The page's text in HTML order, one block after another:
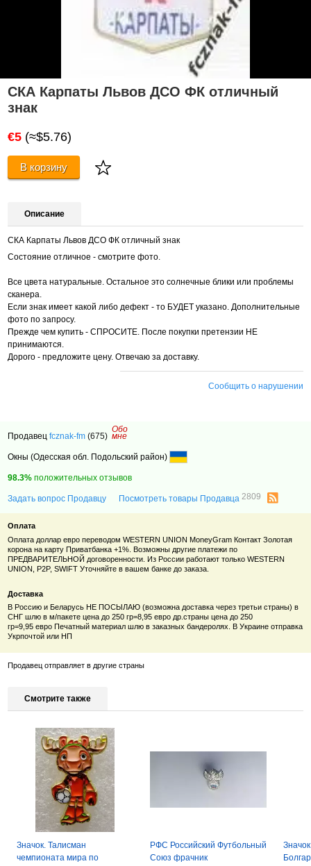
СКА Карпаты Львов ДСО ФК отличный
знак
€5 (≈$5.76)
В корзину
Описание
СКА Карпаты Львов ДСО ФК отличный знак
Состояние отличное - смотрите фото.
Все цвета натуральные. Остальное это солнечные блики или проблемы
сканера.
Если знак имеет какой либо дефект - то БУДЕТ указано. Дополнительные
фото по запросу.
Прежде чем купить - СПРОСИТЕ. После покупки претензии НЕ
принимаются.
Дорого - предложите цену. Отвечаю за доставку.
Сообщить о нарушении
Продавецfcznak-fm (675)
Обо
мне
Окны (Одесская обл. Подольский район)
98.3% положительных отзывов
Задать вопрос Продавцу Посмотреть товары Продавца2809
Оплата
Оплата доллар евро переводом WESTERN UNION MoneyGram Контакт Золотая
корона на карту Приватбанка +1%. Возможны другие платежи по
ПРЕДВАРИТЕЛЬНОЙ договоренности. Из России работают толькоWESTERN
UNION, P2P, SWIFT Уточняйте в вашем банке до заказа.
Доставка
В Россию и Беларусь НЕ ПОСЫЛАЮ (возможна доставка через третьи страны) в
СНГ шлю в м/пакете цена до 250 гр=8,95 евро др.страны цена до 250
гр=9 ,95евро Печатный материал шлю в заказных бандеролях. В Украине отправка
Укрпочтой или НП
Продавец отправляет в другие страны
Смотрите также
Значок. Талисман
чемпионата мира по
РФС Российский Футбольный
Союз фрачник